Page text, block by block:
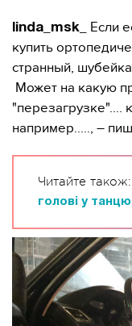
linda_msk_
Если
купить
странный,
Может на какую
"перезагрузке"....
например....., –
Читайте також:
голові у